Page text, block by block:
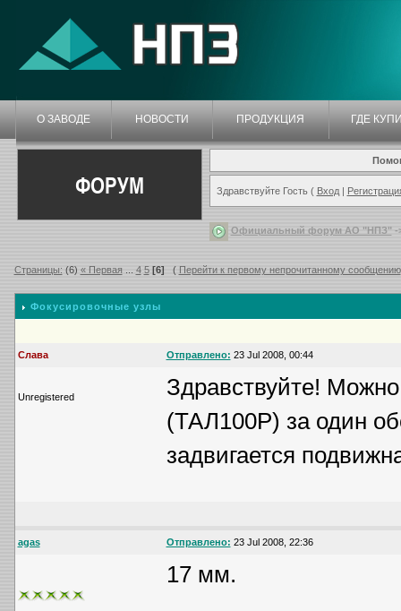
О ЗАВОДЕ НОВОСТИ ПРОДУКЦИЯ ГДЕ
ФОРУМ Здравствуйте Гость ( Вход|
Официальный форум АО "НПЗ"-
Страницы: (6) « Первая... 4 5 [6] ( Перейти к первому непрочитанному сообщению
Фокусировочные узлы
Слава Отправлено: 23 Jul 2008, 00:44
Unregistered
Здравствуйте!
(ТАЛ100Р) за один
задвигается
agas Отправлено: 23 Jul 2008, 22:36
17 мм.